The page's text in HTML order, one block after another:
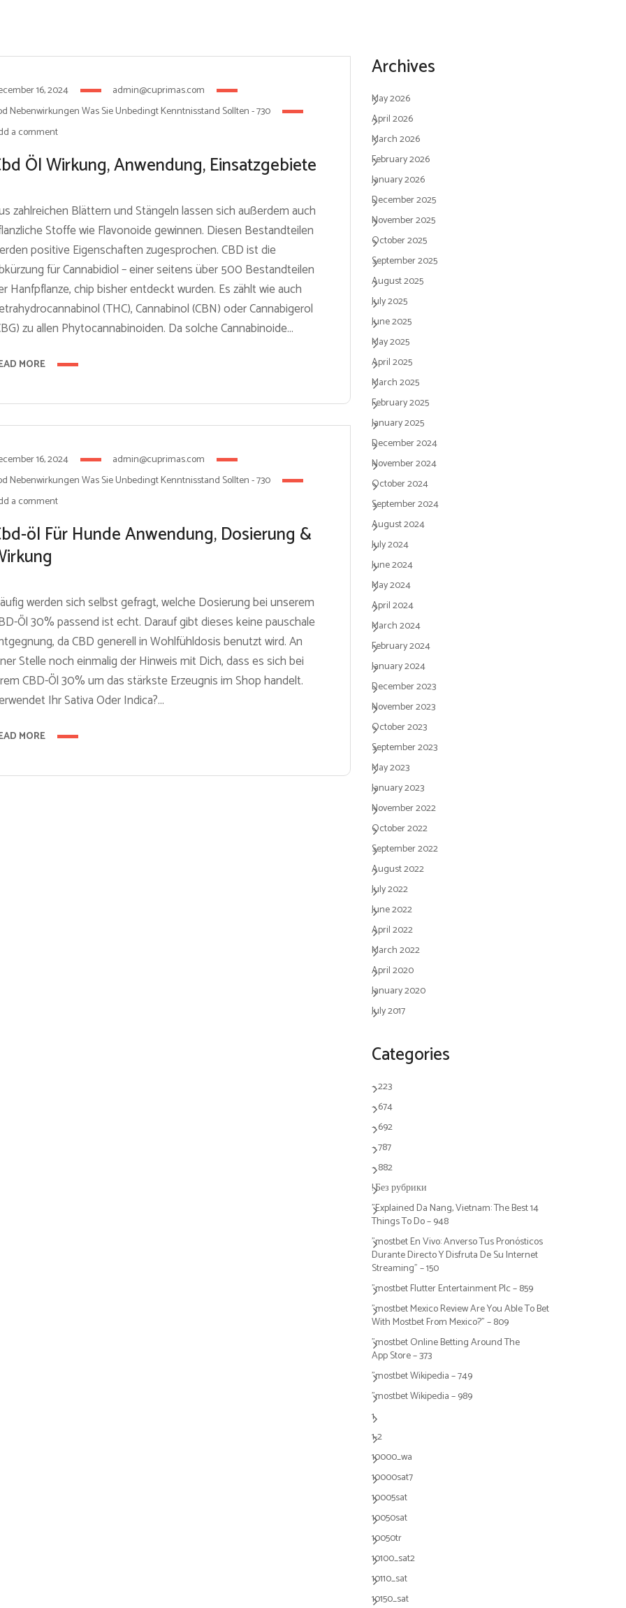
16, 2024
admin@cuprimas.com
Nebenwirkungen Was Sie Unbedingt Kenntnisstand Sollten - 730
a comment
Öl Wirkung, Anwendung, Einsatzgebiete
zahlreichen Blättern und Stängeln lassen sich außerdem auch
Stoffe wie Flavonoide gewinnen. Diesen Bestandteilen
positive Eigenschaften zugesprochen. CBD ist die
für Cannabidiol – einer seitens über 500 Bestandteilen
Hanfpflanze, chip bisher entdeckt wurden. Es zählt wie auch
(THC), Cannabinol (CBN) oder Cannabigerol
zu allen Phytocannabinoiden. Da solche Cannabinoide...
MORE
16, 2024
admin@cuprimas.com
Nebenwirkungen Was Sie Unbedingt Kenntnisstand Sollten - 730
a comment
öl Für Hunde Anwendung, Dosierung &
werden sich selbst gefragt, welche Dosierung bei unserem
Öl 30% passend ist echt. Darauf gibt dieses keine pauschale
da CBD generell in Wohlfühldosis benutzt wird. An
Stelle noch einmalig der Hinweis mit Dich, dass es sich bei
CBD-Öl 30% um das stärkste Erzeugnis im Shop handelt.
Ihr Sativa Oder Indica?...
MORE
Archives
May 2026
April 2026
March 2026
February 2026
January 2026
December 2025
November 2025
October 2025
September 2025
August 2025
July 2025
June 2025
May 2025
April 2025
March 2025
February 2025
January 2025
December 2024
November 2024
October 2024
September 2024
August 2024
July 2024
June 2024
May 2024
April 2024
March 2024
February 2024
January 2024
December 2023
November 2023
October 2023
September 2023
May 2023
January 2023
November 2022
October 2022
September 2022
August 2022
July 2022
June 2022
April 2022
March 2022
April 2020
January 2020
July 2017
Categories
– 223
– 674
– 692
– 787
– 882
! Без рубрики
"Explained Da Nang, Vietnam: The Best 14
Things To Do – 948
"mostbet En Vivo: Anverso Tus Pronósticos
Durante Directo Y Disfruta De Su Internet
Streaming" – 150
"mostbet Flutter Entertainment Plc – 859
"mostbet Mexico Review Are You Able To Bet
With Mostbet From Mexico?" – 809
"‎mostbet Online Betting Around The
App Store – 373
"mostbet Wikipedia – 749
"mostbet Wikipedia – 989
1
1-2
10000_wa
10000sat7
10005sat
10050sat
10050tr
10100_sat2
10110_sat
10150_sat